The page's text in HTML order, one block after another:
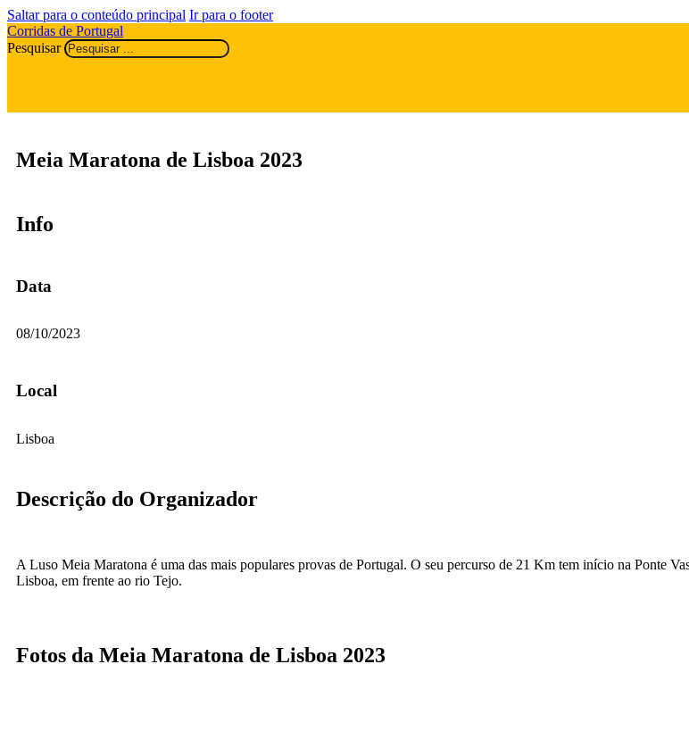
Saltar para o conteúdo principal Ir para o footer
Corridas de Portugal
Pesquisar
Meia Maratona de Lisboa 2023
Info
Data
08/10/2023
Local
Lisboa
Descrição do Organizador
A Luso Meia Maratona é uma das mais populares provas de Portugal. O seu percurso de 21 Km tem início na Ponte
Lisboa, em frente ao rio Tejo.
Fotos da Meia Maratona de Lisboa 2023